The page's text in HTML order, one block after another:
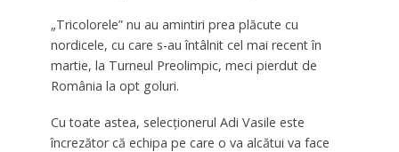
„Tricolorele” nu au amintiri prea plăcute cu
nordicele, cu care s-au întâlnit cel mai recent în
martie, la Turneul Preolimpic, meci pierdut de
România la opt goluri.
Cu toate astea, selecționerul Adi Vasile este
încrezător că echipa pe care o va alcătui va face